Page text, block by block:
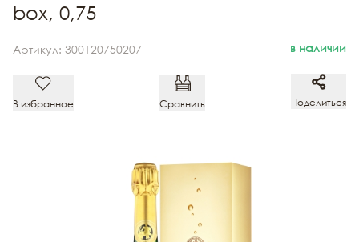
box, 0,75
Артикул: 300120750207 в наличии
В избранное Сравнить Поделиться